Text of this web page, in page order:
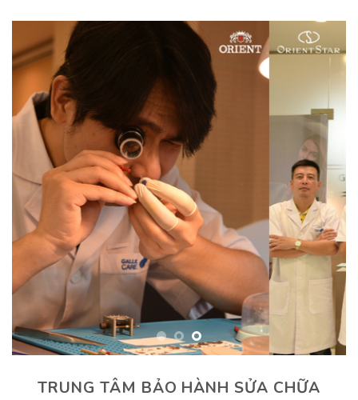
TRUNG TÂM BẢO HÀNH SỬA CHỮA